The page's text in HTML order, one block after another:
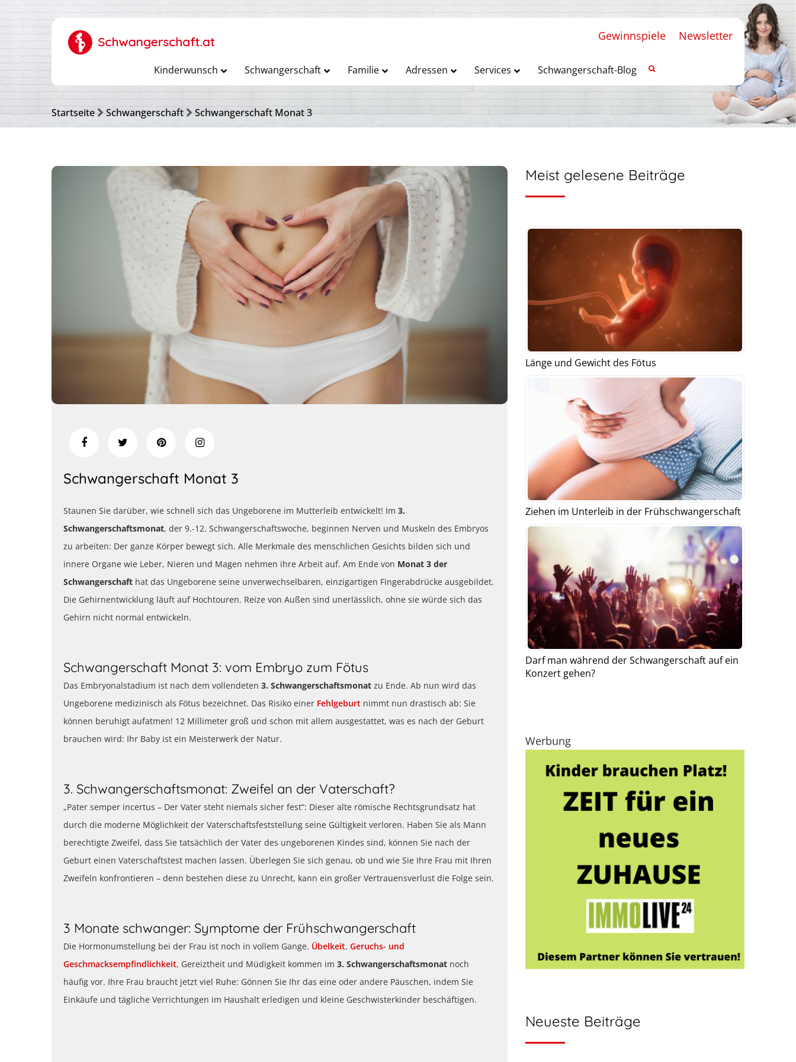
Gewinnspiele Newsletter
Kinderwunsch Schwangerschaft Familie Adressen Services Schwangerschaft-Blog
Startseite Schwangerschaft Schwangerschaft Monat 3
Schwangerschaft Monat 3
Staunen Sie darüber, wie schnell sich das Ungeborene im Mutterleib entwickelt! Im 3.
Schwangerschaftsmonat, der 9.-12. Schwangerschaftswoche, beginnen Nerven und Muskeln des Embryos
zu arbeiten: Der ganze Körper bewegt sich. Alle Merkmale des menschlichen Gesichts bilden sich und
innere Organe wie Leber, Nieren und Magen nehmen ihre Arbeit auf. Am Ende von Monat 3 der
Schwangerschaft hat das Ungeborene seine unverwechselbaren, einzigartigen Fingerabdrücke ausgebildet.
Die Gehirnentwicklung läuft auf Hochtouren. Reize von Außen sind unerlässlich, ohne sie würde sich das
Gehirn nicht normal entwickeln.
Schwangerschaft Monat 3: vom Embryo zum Fötus
Das Embryonalstadium ist nach dem vollendeten 3. Schwangerschaftsmonat zu Ende. Ab nun wird das
Ungeborene medizinisch als Fötus bezeichnet. Das Risiko einer Fehlgeburt nimmt nun drastisch ab: Sie
können beruhigt aufatmen! 12 Millimeter groß und schon mit allem ausgestattet, was es nach der Geburt
brauchen wird: Ihr Baby ist ein Meisterwerk der Natur.
3. Schwangerschaftsmonat: Zweifel an der Vaterschaft?
„Pater semper incertus – Der Vater steht niemals sicher fest“: Dieser alte römische Rechtsgrundsatz hat
durch die moderne Möglichkeit der Vaterschaftsfeststellung seine Gültigkeit verloren. Haben Sie als Mann
berechtigte Zweifel, dass Sie tatsächlich der Vater des ungeborenen Kindes sind, können Sie nach der
Geburt einen Vaterschaftstest machen lassen. Überlegen Sie sich genau, ob und wie Sie Ihre Frau mit Ihren
Zweifeln konfrontieren – denn bestehen diese zu Unrecht, kann ein großer Vertrauensverlust die Folge sein.
3 Monate schwanger: Symptome der Frühschwangerschaft
Die Hormonumstellung bei der Frau ist noch in vollem Gange. Übelkeit, Geruchs- und
Geschmacksempfindlichkeit, Gereiztheit und Müdigkeit kommen im 3. Schwangerschaftsmonat noch
häufig vor. Ihre Frau braucht jetzt viel Ruhe: Gönnen Sie Ihr das eine oder andere Päuschen, indem Sie
Einkäufe und tägliche Verrichtungen im Haushalt erledigen und kleine Geschwisterkinder beschäftigen.
Meist gelesene Beiträge
Länge und Gewicht des Fötus
Ziehen im Unterleib in der Frühschwangerschaft
Darf man während der Schwangerschaft auf ein
Konzert gehen?
Werbung
Neueste Beiträge